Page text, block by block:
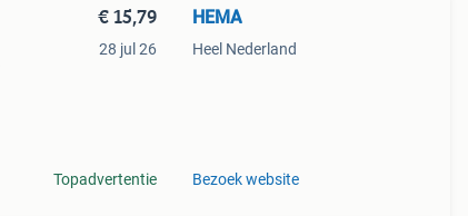
€ 15,79
28 jul 26
Topadvertentie
HEMA
Heel Nederland
Bezoek website